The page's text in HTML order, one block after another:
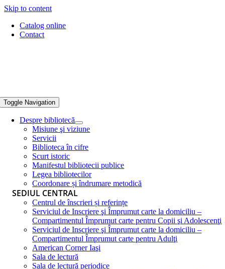
Skip to content
Catalog online
Contact
Toggle Navigation
Despre bibliotecă
Misiune şi viziune
Servicii
Biblioteca în cifre
Scurt istoric
Manifestul bibliotecii publice
Legea bibliotecilor
Coordonare și îndrumare metodică
SEDIUL CENTRAL
Centrul de înscrieri și referințe
Serviciul de Inscriere şi Împrumut carte la domiciliu –
Compartimentul Împrumut carte pentru Copii şi Adolescenţi
Serviciul de Inscriere şi Împrumut carte la domiciliu –
Compartimentul Împrumut carte pentru Adulţi
American Corner Iaşi
Sala de lectură
Sala de lectură periodice